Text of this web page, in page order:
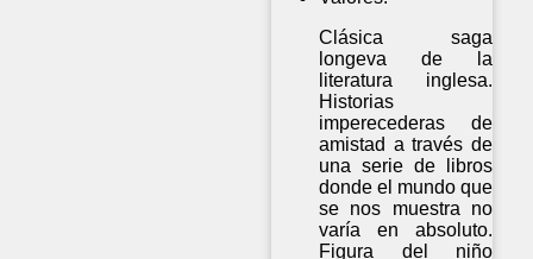
Clásica saga
longeva de la
literatura inglesa.
Historias
imperecederas de
amistad a través de
una serie de libros
donde el mundo que
se nos muestra no
varía en absoluto.
Figura del niño